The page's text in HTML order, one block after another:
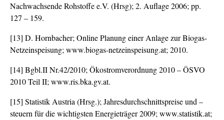
Nachwachsende Rohstoffe e.V. (Hrsg); 2. Auflage 2006; pp.
127 – 159.
[13] D. Hornbacher; Online Planung einer Anlage zur Biogas-
Netzeinspeisung; www.biogas-netzeinspeisung.at; 2010.
[14] Bgbl.II Nr.42/2010; Ökostromverordnung 2010 – ÖSVO
2010 Teil II; www.ris.bka.gv.at.
[15] Statistik Austria (Hrsg.); Jahresdurchschnittspreise und –
steuern für die wichtigsten Energieträger 2009; www.statistik.at;